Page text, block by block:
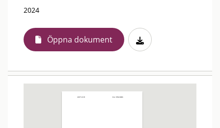
2024
Öppna dokument